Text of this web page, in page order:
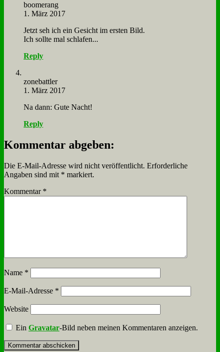
boo­me­rang
1. März 2017
Jetzt seh ich ein Ge­sicht im er­sten Bild.
Ich soll­te mal schla­fen...
Reply
zone­batt­ler
1. März 2017
Na dann: Gu­te Nacht!
Reply
Kommentar abgeben:
Die E-Mail-Adresse wird nicht veröffentlicht. Erforderliche
Angaben sind mit * markiert.
Kommentar *
Name *
E-Mail-Adresse *
Website
EinGravatar-Bild neben meinen Kommentaren anzeigen.